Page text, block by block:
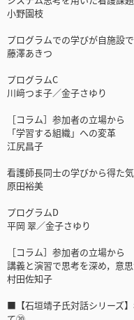
小野園枝
プログラムでの学びが自施設
藤澤あきつ
プログラムC
川﨑つま子／金子さゆり
［コラム］参加者の立場から
「学習する組織」への変革
江尻昌子
看護師長同士の学びから得た
原田裕美
プログラムD
平岡 翠／金子さゆり
［コラム］参加者の立場から
講義と演習で思考を深め，意
村田佐知子
■【石垣靖子氏対話シリーズ